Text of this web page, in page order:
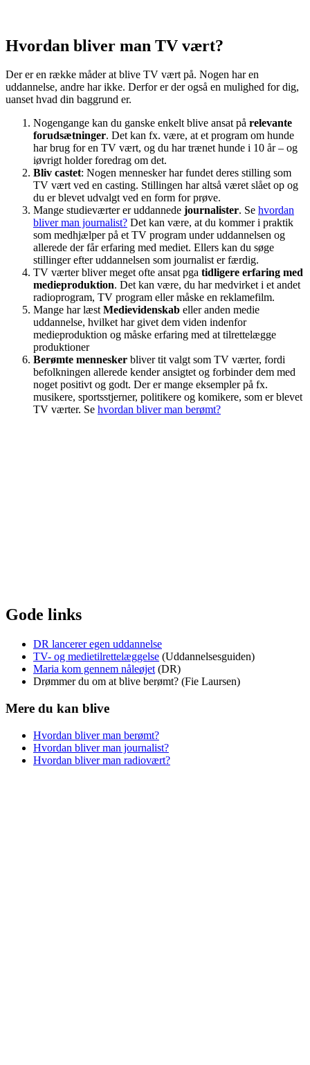
Hvordan bliver man TV vært?
Der er en række måder at blive TV vært på. Nogen har en
uddannelse, andre har ikke. Derfor er der også en mulighed for dig,
uanset hvad din baggrund er.
Nogengange kan du ganske enkelt blive ansat på relevante
forudsætninger. Det kan fx. være, at et program om hunde
har brug for en TV vært, og du har trænet hunde i 10 år – og
iøvrigt holder foredrag om det.
Bliv castet: Nogen mennesker har fundet deres stilling som
TV vært ved en casting. Stillingen har altså været slået op og
du er blevet udvalgt ved en form for prøve.
Mange studieværter er uddannede journalister. Se hvordan
bliver man journalist? Det kan være, at du kommer i praktik
som medhjælper på et TV program under uddannelsen og
allerede der får erfaring med mediet. Ellers kan du søge
stillinger efter uddannelsen som journalist er færdig.
TV værter bliver meget ofte ansat pga tidligere erfaring med
medieproduktion. Det kan være, du har medvirket i et andet
radioprogram, TV program eller måske en reklamefilm.
Mange har læstMedievidenskab eller anden medie
uddannelse, hvilket har givet dem viden indenfor
medieproduktion og måske erfaring med at tilrettelægge
produktioner
Berømte mennesker bliver tit valgt som TV værter, fordi
befolkningen allerede kender ansigtet og forbinder dem med
noget positivt og godt. Der er mange eksempler på fx.
musikere, sportsstjerner, politikere og komikere, som er blevet
TV værter. Se hvordan bliver man berømt?
Gode links
DR lancerer egen uddannelse
TV- og medietilrettelæggelse (Uddannelsesguiden)
Maria kom gennem nåleøjet (DR)
Drømmer du om at blive berømt? (Fie Laursen)
Mere du kan blive
Hvordan bliver man berømt?
Hvordan bliver man journalist?
Hvordan bliver man radiovært?